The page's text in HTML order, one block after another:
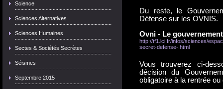
Science
Sciences Alternatives
Sciences Humaines
Sectes & Sociétés Secrètes
Séismes
Septembre 2015
Du reste, le
Défense sur les OVNIS.
Ovni - Le
http://tf1.lci.fr/infos/sciences/
secret-defense-.html
Vous trouverez ci-
décision du
obligatoire à la rentrée